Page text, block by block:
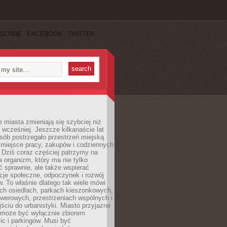
FACEBOOK TWITTER
miasta zmieniają się szybciej niż
wcześniej. Jeszcze kilkanaście lat
postrzegało przestrzeń miejską
miejsce pracy, zakupów i codziennych
Dziś coraz częściej patrzymy na
organizm, który ma nie tylko
sprawnie, ale także wspierać
społeczne, odpoczynek i rozwój
To właśnie dlatego tak wiele mówi
osiedlach, parkach kieszonkowych,
przestrzeniach wspólnych i
do urbanistyki. Miasto przyjazne
być wyłącznie zbiorem
i parkingów. Musi być